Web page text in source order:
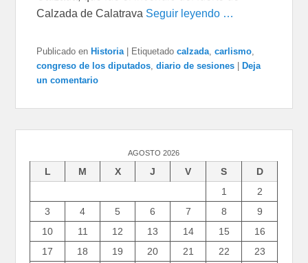
Calzada de Calatrava Seguir leyendo …
Publicado en Historia Etiquetado calzada,carlismo,
congreso de los diputados,diario de sesiones
Deja
un comentario
AGOSTO 2026
L M X J V S
D
1
2
3
4 5 6 7 8
9
10
11 12 13 14 15
16
17
18 19 20 21 22
23